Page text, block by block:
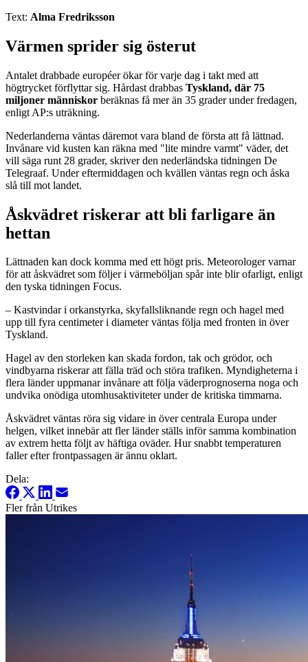
Text: Alma Fredriksson
Värmen sprider sig österut
Antalet drabbade européer ökar för varje dag i takt med att
högtrycket förflyttar sig. Hårdast drabbas Tyskland, där 75
miljoner människor beräknas få mer än 35 grader under fredagen,
enligt AP:s uträkning.
Nederlanderna väntas däremot vara bland de första att få lättnad.
Invånare vid kusten kan räkna med "lite mindre varmt" väder, det
vill säga runt 28 grader, skriver den nederländska tidningen De
Telegraaf. Under eftermiddagen och kvällen väntas regn och åska
slå till mot landet.
Åskvädret riskerar att bli farligare än
hettan
Lättnaden kan dock komma med ett högt pris. Meteorologer varnar
för att åskvädret som följer i värmeböljan spår inte blir ofarligt, enligt
den tyska tidningen Focus.
– Kastvindar i orkanstyrka, skyfallsliknande regn och hagel med
upp till fyra centimeter i diameter väntas följa med fronten in över
Tyskland.
Hagel av den storleken kan skada fordon, tak och grödor, och
vindbyarna riskerar att fälla träd och störa trafiken. Myndigheterna i
flera länder uppmanar invånare att följa väderprognoserna noga och
undvika onödiga utomhusaktiviteter under de kritiska timmarna.
Åskvädret väntas röra sig vidare in över centrala Europa under
helgen, vilket innebär att fler länder ställs inför samma kombination
av extrem hetta följt av häftiga oväder. Hur snabbt temperaturen
faller efter frontpassagen är ännu oklart.
Dela:
Fler från Utrikes